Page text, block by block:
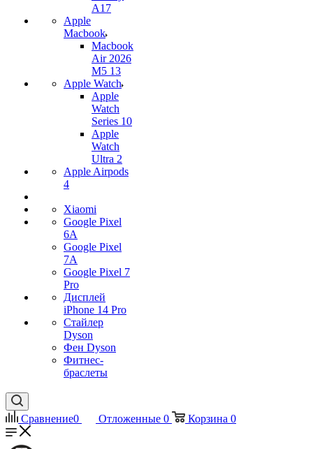
A17
Apple
Macbook
Macbook
Air 2026
M5 13
Apple Watch
Apple
Watch
Series 10
Apple
Watch
Ultra 2
Apple Airpods
4
Xiaomi
Google Pixel
6A
Google Pixel
7А
Google Pixel 7
Pro
Дисплей
iPhone 14 Pro
Стайлер
Dyson
Фен Dyson
Фитнес-
браслеты
Сравнение0 Отложенные 0 Корзина 0